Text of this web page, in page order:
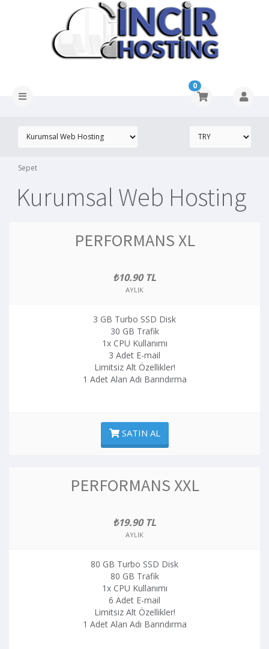
0
Sepet
Kurumsal Web Hosting
PERFORMANS XL
₺10.90 TL
AYLIK
3 GB Turbo SSD Disk
30 GB Trafik
1x CPU Kullanımı
3 Adet E-mail
Limitsiz Alt Özellikler!
1 Adet Alan Adı Barındırma
SATIN AL
PERFORMANS XXL
₺19.90 TL
AYLIK
80 GB Turbo SSD Disk
80 GB Trafik
1x CPU Kullanımı
6 Adet E-mail
Limitsiz Alt Özellikler!
1 Adet Alan Adı Barındırma